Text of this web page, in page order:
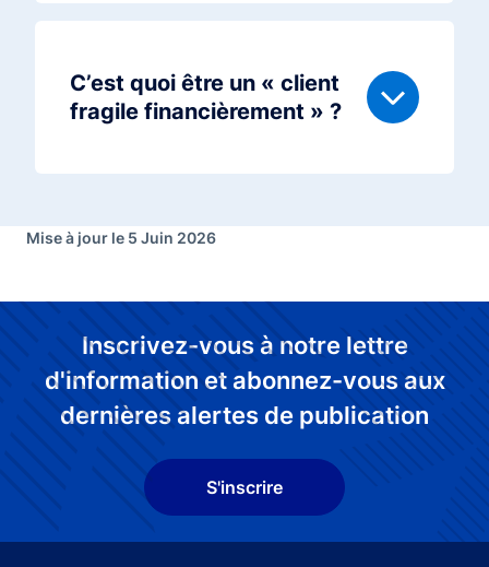
C’est quoi être un « client
fragile financièrement » ?
Mise à jour le 5 Juin 2026
Inscrivez-vous à notre lettre
d'information et abonnez-vous aux
dernières alertes de publication
S'inscrire